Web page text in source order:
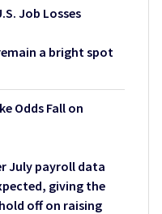
Job Losses
a bright spot
Odds Fall on
July payroll data
giving the
off on raising